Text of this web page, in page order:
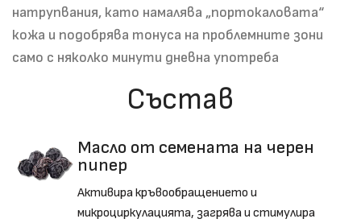
натрупвания, като намалява „портокаловата“
кожа и подобрява тонуса на проблемните зони
само с няколко минути дневна употреба
Състав
Масло от семената на черен
пипер
Активира кръвообращението и
микроциркулацията, загрява и стимулира